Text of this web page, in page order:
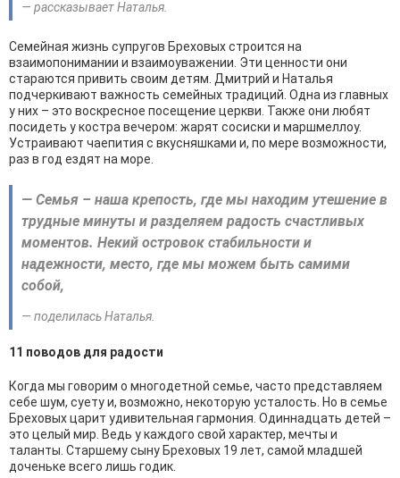
— рассказывает Наталья.
Семейная жизнь супругов Бреховых строится на
взаимопонимании и взаимоуважении. Эти ценности они
стараются привить своим детям. Дмитрий и Наталья
подчеркивают важность семейных традиций. Одна из главных
у них – это воскресное посещение церкви. Также они любят
посидеть у костра вечером: жарят сосиски и маршмеллоу.
Устраивают чаепития с вкусняшками и, по мере возможности,
раз в год ездят на море.
— Семья – наша крепость, где мы находим утешение в
трудные минуты и разделяем радость счастливых
моментов. Некий островок стабильности и
надежности, место, где мы можем быть самими
собой,
— поделилась Наталья.
11 поводов для радости
Когда мы говорим о многодетной семье, часто представляем
себе шум, суету и, возможно, некоторую усталость. Но в семье
Бреховых царит удивительная гармония. Одиннадцать детей –
это целый мир. Ведь у каждого свой характер, мечты и
таланты. Старшему сыну Бреховых 19 лет, самой младшей
доченьке всего лишь годик.